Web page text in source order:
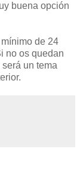
buena opción
de 24
no os quedan
un tema